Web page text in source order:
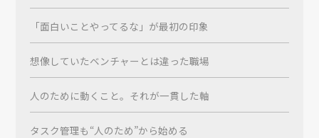
「面白いことやってるな」が最初の印象
想像していたベンチャーとは違った職場
人のために動くこと。それが一貫した軸
タスク管理も“人のため”から始める